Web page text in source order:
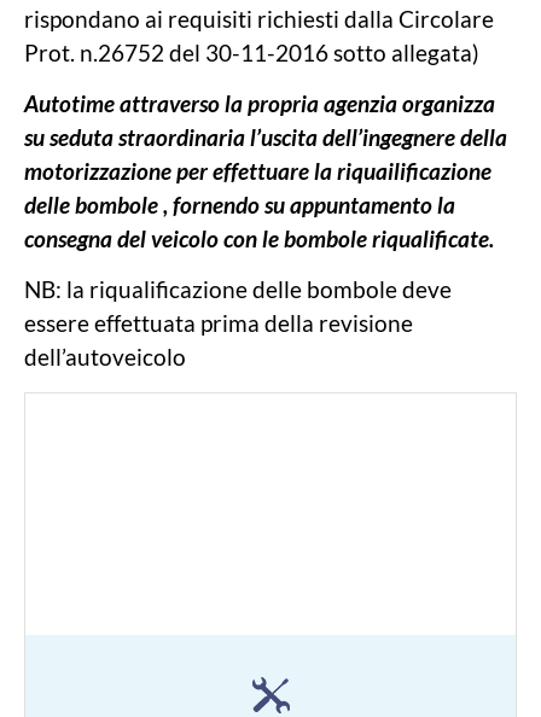
rispondano ai requisiti richiesti dalla Circolare
Prot. n.26752 del 30-11-2016 sotto allegata)
Autotime attraverso la propria agenzia organizza
su seduta straordinaria l’uscita dell’ingegnere della
motorizzazione per effettuare la riquailificazione
delle bombole , fornendo su appuntamento la
consegna del veicolo con le bombole riqualificate.
NB: la riqualificazione delle bombole deve
essere effettuata prima della revisione
dell’autoveicolo